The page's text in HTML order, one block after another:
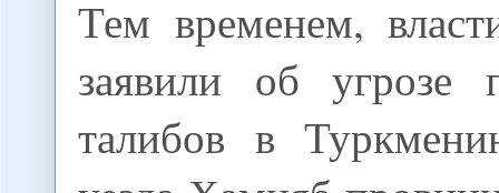
Тем временем,
заявили об угрозе
талибов в